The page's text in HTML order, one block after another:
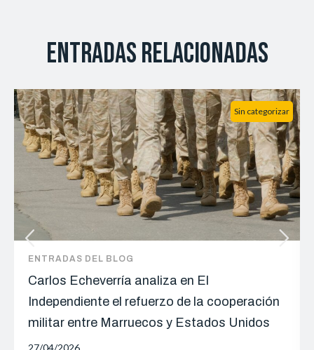
Entradas relacionadas
Sin categorizar
ENTRADAS DEL BLOG
Carlos Echeverría analiza en El
Independiente el refuerzo de la cooperación
militar entre Marruecos y Estados Unidos
27/04/2026